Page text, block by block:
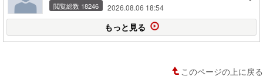
閲覧総数 18246 2026.08.06 18:54
もっと見る
このページの上に戻る